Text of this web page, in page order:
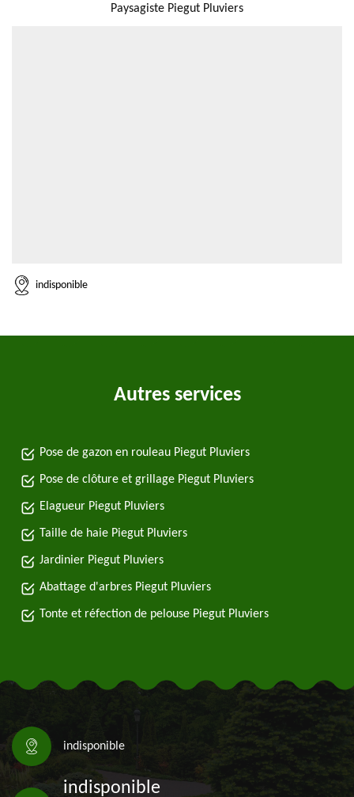
Paysagiste Piegut Pluviers
indisponible
Autres services
Pose de gazon en rouleau Piegut Pluviers
Pose de clôture et grillage Piegut Pluviers
Elagueur Piegut Pluviers
Taille de haie Piegut Pluviers
Jardinier Piegut Pluviers
Abattage d'arbres Piegut Pluviers
Tonte et réfection de pelouse Piegut Pluviers
indisponible
indisponible